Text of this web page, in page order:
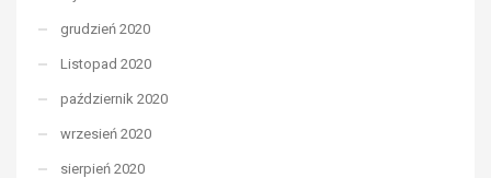
grudzień 2020
Listopad 2020
październik 2020
wrzesień 2020
sierpień 2020